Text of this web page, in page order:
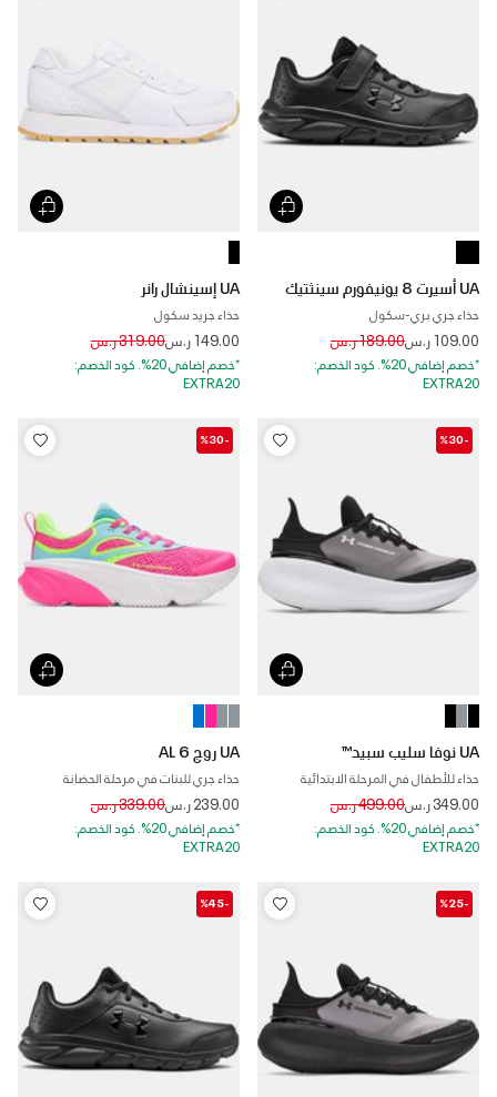
UA أسيرت 8 يونيفورم سينثتيك
حذاء جري بري-سكول
109.00 ر.س Price reduced from
189.00 ر.س to
*خصم إضافي 20%. كود الخصم:
EXTRA20
UA إسينشال رانر
حذاء جريد سكول
149.00 ر.س Price reduced from
319.00 ر.س to
*خصم إضافي 20%. كود الخصم:
EXTRA20
-%30
UA نوفا سليب سبيد™
حذاء للأطفال في المرحلة الابتدائية
349.00 ر.س Price reduced from
499.00 ر.س to
*خصم إضافي 20%. كود الخصم:
EXTRA20
-%30
UA روج 6 AL
حذاء جري للبنات في مرحلة الحضانة
239.00 ر.س Price reduced from
339.00 ر.س to
*خصم إضافي 20%. كود الخصم:
EXTRA20
-%25
-%45